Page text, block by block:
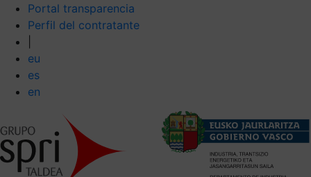
Portal transparencia
Perfil del contratante
eu
es
en